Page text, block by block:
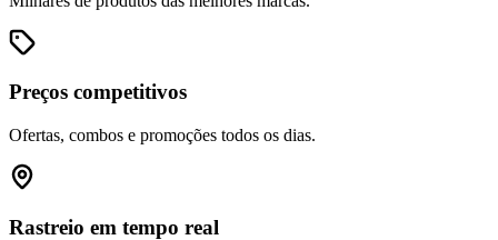
Preços competitivos
Ofertas, combos e promoções todos os dias.
Rastreio em tempo real